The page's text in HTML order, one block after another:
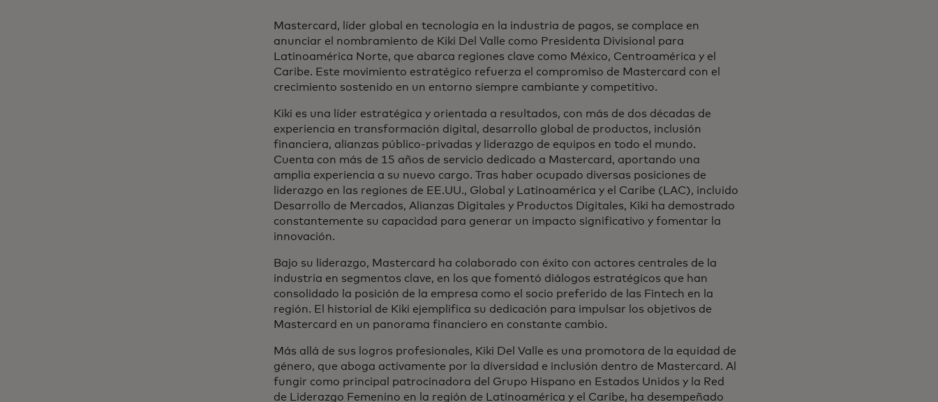
Mastercard, líder global en tecnología en la industria de pagos, se complace en
anunciar el nombramiento de Kiki Del Valle como Presidenta Divisional para
Latinoamérica Norte, que abarca regiones clave como México, Centroamérica y el
Caribe. Este movimiento estratégico refuerza el compromiso de Mastercard con el
crecimiento sostenido en un entorno siempre cambiante y competitivo.
Kiki es una líder estratégica y orientada a resultados, con más de dos décadas de
experiencia en transformación digital, desarrollo global de productos, inclusión
financiera, alianzas público-privadas y liderazgo de equipos en todo el mundo.
Cuenta con más de 15 años de servicio dedicado a Mastercard, aportando una
amplia experiencia a su nuevo cargo. Tras haber ocupado diversas posiciones de
liderazgo en las regiones de EE.UU., Global y Latinoamérica y el Caribe (LAC), incluido
Desarrollo de Mercados, Alianzas Digitales y Productos Digitales, Kiki ha demostrado
constantemente su capacidad para generar un impacto significativo y fomentar la
innovación.
Bajo su liderazgo, Mastercard ha colaborado con éxito con actores centrales de la
industria en segmentos clave, en los que fomentó diálogos estratégicos que han
consolidado la posición de la empresa como el socio preferido de las Fintech en la
región. El historial de Kiki ejemplifica su dedicación para impulsar los objetivos de
Mastercard en un panorama financiero en constante cambio.
Más allá de sus logros profesionales, Kiki Del Valle es una promotora de la equidad de
género, que aboga activamente por la diversidad e inclusión dentro de Mastercard. Al
fungir como principal patrocinadora del Grupo Hispano en Estados Unidos y la Red
de Liderazgo Femenino en la región de Latinoamérica y el Caribe, ha desempeñado